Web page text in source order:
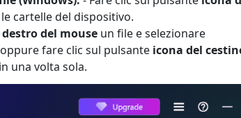
cartelle del dispositivo.
del mouse un file e selezionare
fare clic sul pulsante icona del
una volta sola.